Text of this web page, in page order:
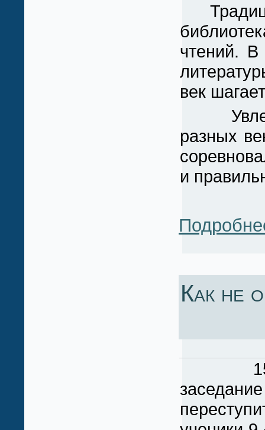
чтений. В
век
разных
и
Как не
15